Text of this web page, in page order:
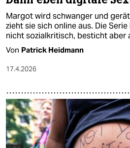
Margot wird schwanger und
zieht sie sich online aus. Die
nicht sozialkritisch, besticht aber
Von Patrick Heidmann
17.4.2026